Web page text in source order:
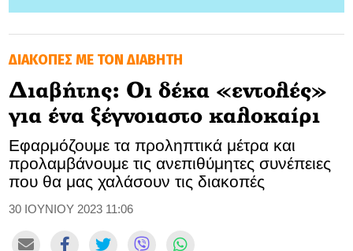
SOOZIE’S FRIENDS
CULTURE
TASTELAND
TECH
HEALTH
MEDIALAND
ΔΙΑΚΟΠΕΣ ΜΕ ΤΟΝ ΔΙΑΒΗΤΗ
Διαβήτης: Οι δέκα «εντολές»
για ένα ξέγνοιαστο καλοκαίρι
Εφαρμόζουμε τα προληπτικά μέτρα και
προλαμβάνουμε τις ανεπιθύμητες συνέπειες
που θα μας χαλάσουν τις διακοπές
30 ΙΟΥΝΙΟΥ 2023 11:06